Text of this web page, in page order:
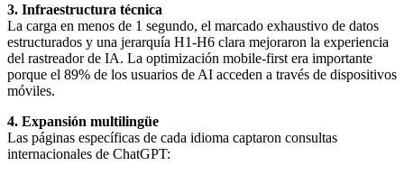
3. Infraestructura técnica
La carga en menos de 1 segundo, el marcado exhaustivo de datos
estructurados y una jerarquía H1-H6 clara mejoraron la experiencia
del rastreador de IA. La optimización mobile-first era importante
porque el 89% de los usuarios de AI acceden a través de dispositivos
móviles.
4. Expansión multilingüe
Las páginas específicas de cada idioma captaron consultas
internacionales de ChatGPT: